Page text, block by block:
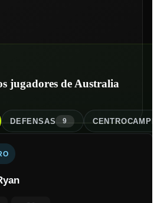
jugadores de Australia
DEFENSAS 9